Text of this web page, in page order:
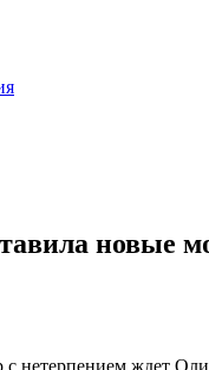
новые
с нетерпением ждет